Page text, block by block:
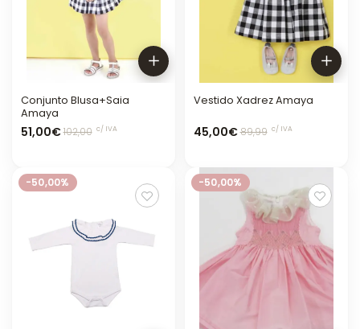
Conjunto Blusa+Saia
Amaya
51,00€102,00 c/ IVA
Vestido Xadrez Amaya
45,00€89,99 c/ IVA
-50,00% -50,00%